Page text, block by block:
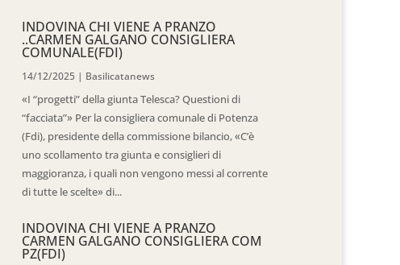
INDOVINA CHI VIENE A PRANZO
..CARMEN GALGANO CONSIGLIERA
COMUNALE(FDI)
14/12/2025 | Basilicatanews
«I “progetti” della giunta Telesca? Questioni di
“facciata”» Per la consigliera comunale di Potenza
(Fdi), presidente della commissione bilancio, «C’è
uno scollamento tra giunta e consiglieri di
maggioranza, i quali non vengono messi al corrente
di tutte le scelte» di...
INDOVINA CHI VIENE A PRANZO
CARMEN GALGANO CONSIGLIERA COM
PZ(FDI)